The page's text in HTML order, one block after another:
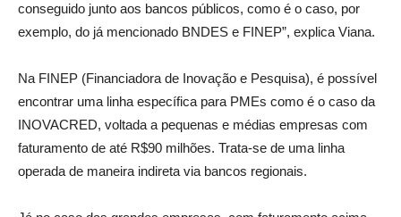
conseguido junto aos bancos públicos, como é o caso, por
exemplo, do já mencionado BNDES e FINEP”, explica Viana.
Na FINEP (Financiadora de Inovação e Pesquisa), é possível
encontrar uma linha específica para PMEs como é o caso da
INOVACRED, voltada a pequenas e médias empresas com
faturamento de até R$90 milhões. Trata-se de uma linha
operada de maneira indireta via bancos regionais.